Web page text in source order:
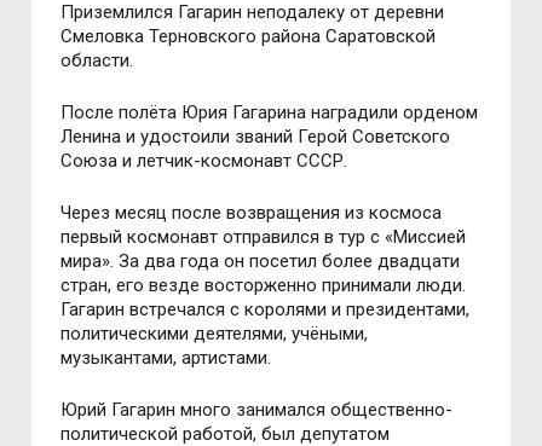
Приземлился Гагарин неподалеку от деревни
Смеловка Терновского района Саратовской
области.
После полёта Юрия Гагарина наградили орденом
Ленина и удостоили званий Герой Советского
Союза и летчик-космонавт СССР.
Через месяц после возвращения из космоса
первый космонавт отправился в тур с «Миссией
мира». За два года он посетил более двадцати
стран, его везде восторженно принимали люди.
Гагарин встречался с королями и президентами,
политическими деятелями, учёными,
музыкантами, артистами.
Юрий Гагарин много занимался общественно-
политической работой, был депутатом